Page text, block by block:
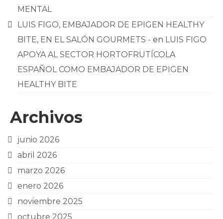
MENTAL
LUIS FIGO, EMBAJADOR DE EPIGEN HEALTHY
BITE, EN EL SALÓN GOURMETS - en LUIS FIGO
APOYA AL SECTOR HORTOFRUTÍCOLA
ESPAÑOL COMO EMBAJADOR DE EPIGEN
HEALTHY BITE
Archivos
junio 2026
abril 2026
marzo 2026
enero 2026
noviembre 2025
octubre 2025